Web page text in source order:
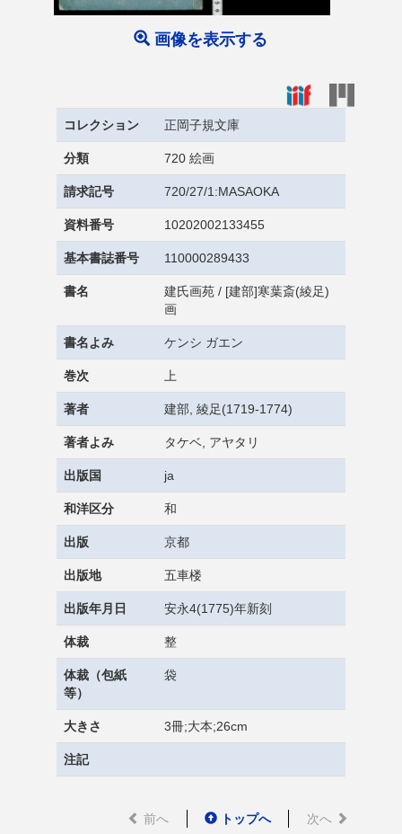
画像を表示する
コレクション 正岡子規文庫
分類 720 絵画
請求記号 720/27/1:MASAOKA
資料番号 10202002133455
基本書誌番号 110000289433
書名
建氏画苑 / [建部]寒葉斎(綾足)
画
書名よみ ケンシ ガエン
巻次 上
著者 建部, 綾足(1719-1774)
著者よみ タケベ, アヤタリ
出版国 ja
和洋区分 和
出版 京都
出版地 五車楼
出版年月日 安永4(1775)年新刻
体裁 整
体裁（包紙
等）
袋
大きさ 3冊;大本;26cm
注記
前へ トップへ 次へ